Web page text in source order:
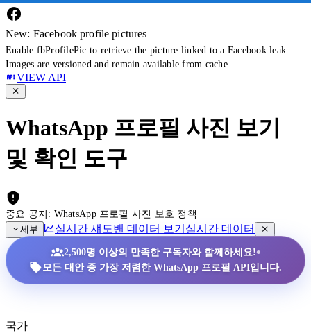
New: Facebook profile pictures
Enable fbProfilePic to retrieve the picture linked to a Facebook leak.
Images are versioned and remain available from cache.
VIEW API
WhatsApp 프로필 사진 보기
및 확인 도구
중요 공지: WhatsApp 프로필 사진 보호 정책
세부
실시간 섀도밴 데이터 보기 실시간 데이터
2,500명 이상의 만족한 구독자와 함께하세요!•
모든 대안 중 가장 저렴한 WhatsApp 프로필 API입니다.
국가